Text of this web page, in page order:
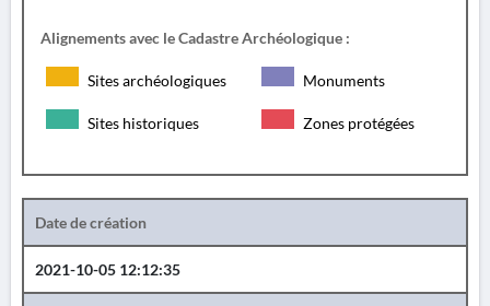
Alignements avec le Cadastre Archéologique :
Sites archéologiques Monuments
Sites historiques Zones protégées
Date de création
2021-10-05 12:12:35